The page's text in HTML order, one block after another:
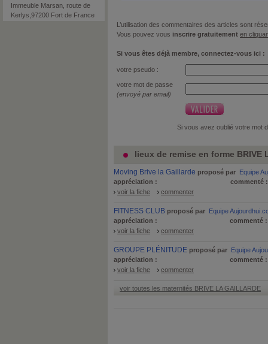
Immeuble Marsan, route de
Kerlys,97200 Fort de France
L’utilisation des commentaires des articles sont
Vous pouvez vous inscrire gratuitement en
Si vous êtes déjà membre, connectez-vous ici :
votre pseudo :
votre mot de passe
(envoyé par email)
Si vous avez oublié votre mot
lieux de remise en forme BRIVE
Moving Brive la Gaillarde proposé par Equipe
appréciation :
commenté
voir la fiche
commenter
FITNESS CLUB proposé par Equipe
appréciation :
commenté
voir la fiche
commenter
GROUPE PLÉNITUDE proposé par Equipe
appréciation :
commenté
voir la fiche
commenter
voir toutes les maternités BRIVE LA GAILLARDE